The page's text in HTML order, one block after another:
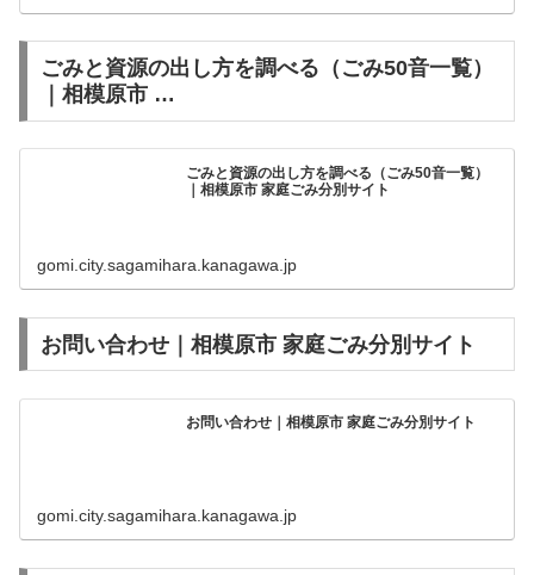
ごみと資源の出し方を調べる（ごみ50音一覧）
｜相模原市 …
ごみと資源の出し方を調べる（ごみ50音一覧）
｜相模原市 家庭ごみ分別サイト
gomi.city.sagamihara.kanagawa.jp
お問い合わせ｜相模原市 家庭ごみ分別サイト
お問い合わせ｜相模原市 家庭ごみ分別サイト
gomi.city.sagamihara.kanagawa.jp